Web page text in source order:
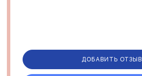
ДОБАВИТЬ ОТЗЫВ